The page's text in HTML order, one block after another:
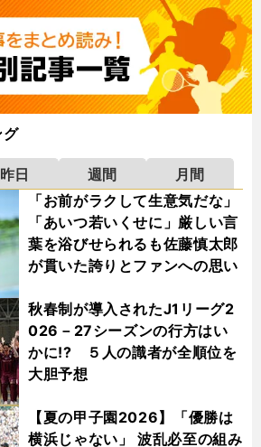
グ
昨日 週間
月間
「お前がラクして生意気だな」
「あいつ若いくせに」厳しい言
葉を浴びせられるも佐藤慎太郎
が貫いた誇りとファンへの思い
秋春制が導入されたJ1リーグ2
026－27シーズンの行方はい
かに!? ５人の識者が全順位を
大胆予想
【夏の甲子園2026】「優勝は
横浜じゃない」 波乱必至の組み